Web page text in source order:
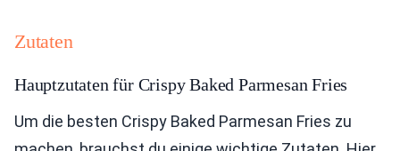
Zutaten
Hauptzutaten für Crispy Baked Parmesan Fries
Um die besten Crispy Baked Parmesan Fries zu